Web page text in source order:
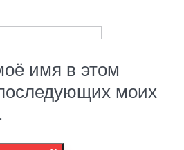
имя в этом
моих